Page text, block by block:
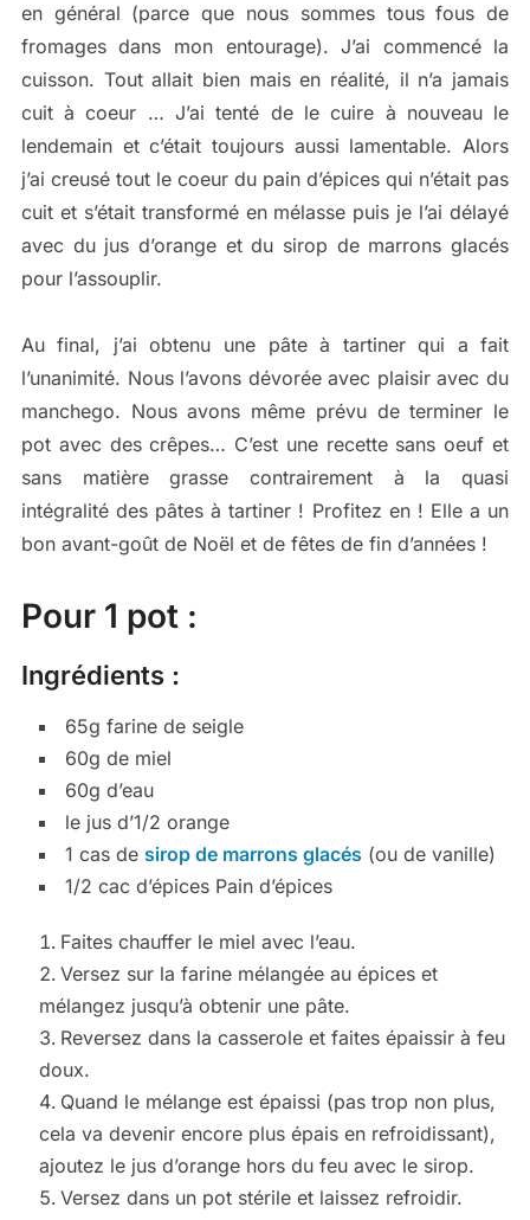
en général (parce que nous sommes tous fous de
fromages dans mon entourage). J’ai commencé la
cuisson. Tout allait bien mais en réalité, il n’a jamais
cuit à coeur … J’ai tenté de le cuire à nouveau le
lendemain et c’était toujours aussi lamentable. Alors
j’ai creusé tout le coeur du pain d’épices qui n’était pas
cuit et s’était transformé en mélasse puis je l’ai délayé
avec du jus d’orange et du sirop de marrons glacés
pour l’assouplir.
Au final, j’ai obtenu une pâte à tartiner qui a fait
l’unanimité. Nous l’avons dévorée avec plaisir avec du
manchego. Nous avons même prévu de terminer le
pot avec des crêpes… C’est une recette sans oeuf et
sans matière grasse contrairement à la quasi
intégralité des pâtes à tartiner ! Profitez en ! Elle a un
bon avant-goût de Noël et de fêtes de fin d’années !
Pour 1 pot :
Ingrédients :
65g farine de seigle
60g de miel
60g d’eau
le jus d’1/2 orange
1 cas de sirop de marrons glacés (ou de vanille)
1/2 cac d’épices Pain d’épices
Faites chauffer le miel avec l’eau.
Versez sur la farine mélangée au épices et
mélangez jusqu’à obtenir une pâte.
Reversez dans la casserole et faites épaissir à feu
doux.
Quand le mélange est épaissi (pas trop non plus,
cela va devenir encore plus épais en refroidissant),
ajoutez le jus d’orange hors du feu avec le sirop.
Versez dans un pot stérile et laissez refroidir.